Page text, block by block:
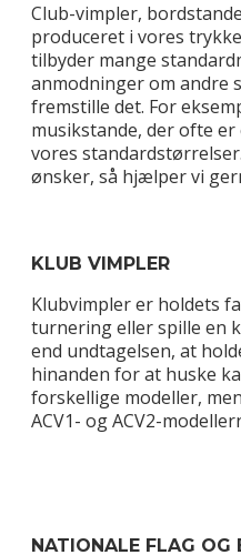
Club-vimpler,
produceret i vores
tilbyder mange
anmodninger om andre
fremstille det. For
musikstande, der ofte
vores
ønsker, så hjælper vi
KLUB VIMPLER
Klubvimpler er holdets
turnering eller spille en
end undtagelsen, at
hinanden for at huske
forskellige modeller,
ACV1- og ACV2-
NATIONALE FLAG OG